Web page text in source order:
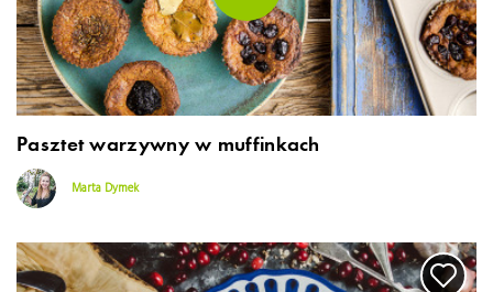
Pasztet warzywny w muffinkach
Marta Dymek